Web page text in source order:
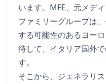
います。MFE、元メデ
ファミリーグループは
する可能性のあるヨー
待して、イタリア国外
す。
そこから、ジェネラリ